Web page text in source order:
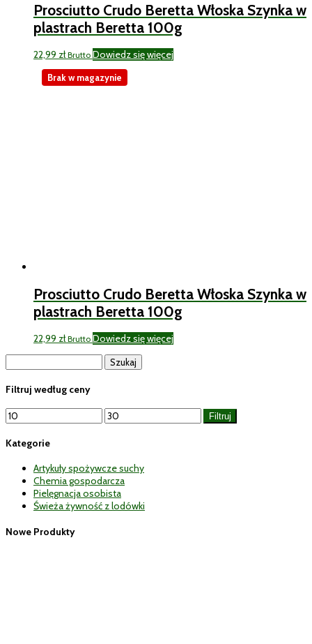
Prosciutto Crudo Beretta Włoska Szynka w
plastrach Beretta 100g
22,99 zł Brutto Dowiedz się więcej
Prosciutto Crudo Beretta Włoska Szynka w
plastrach Beretta 100g
22,99 zł Brutto Dowiedz się więcej
Brak w magazynie
Filtruj według ceny
Cena
min
Cena
max
Filtruj
Kategorie
Artykuły spożywcze suchy
Chemia gospodarcza
Pielęgnacja osobista
Świeża żywność z lodówki
Nowe Produkty